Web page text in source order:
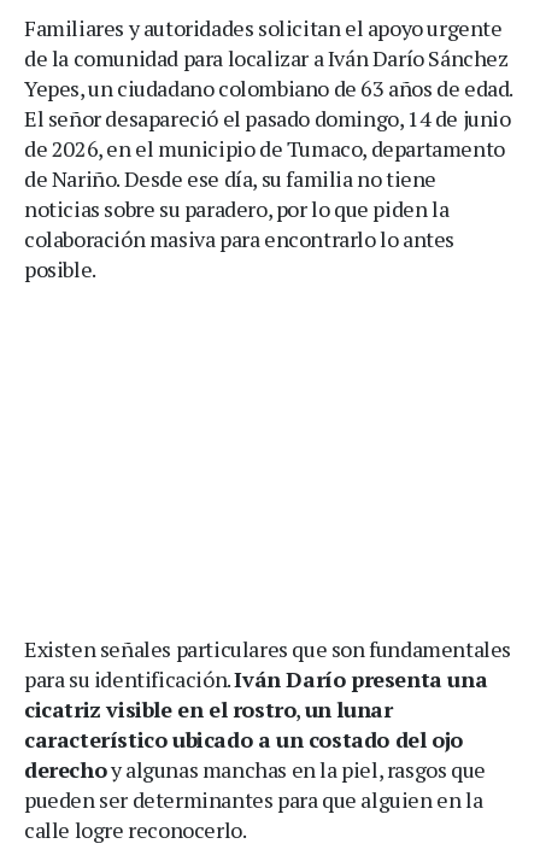
Familiares y autoridades solicitan el apoyo urgente
de la comunidad para localizar a Iván Darío Sánchez
Yepes, un ciudadano colombiano de 63 años de edad.
El señor desapareció el pasado domingo, 14 de junio
de 2026, en el municipio de Tumaco, departamento
de Nariño. Desde ese día, su familia no tiene
noticias sobre su paradero, por lo que piden la
colaboración masiva para encontrarlo lo antes
posible.
Existen señales particulares que son fundamentales
para su identificación.Iván Darío presenta una
cicatriz visible en el rostro,un lunar
característico ubicado a un costado del ojo
derechoy algunas manchas en la piel, rasgos que
pueden ser determinantes para que alguien en la
calle logre reconocerlo.